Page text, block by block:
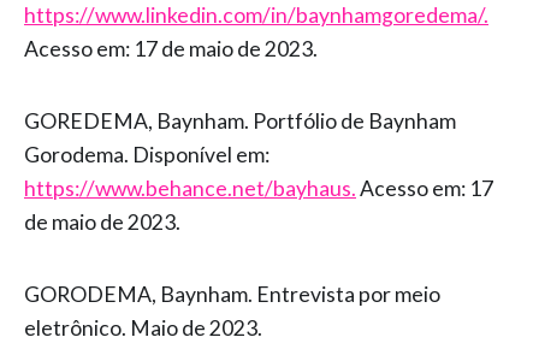
https://www.linkedin.com/in/baynhamgoredema/.
Acesso em: 17 de maio de 2023.
GOREDEMA, Baynham. Portfólio de Baynham
Gorodema. Disponível em:
https://www.behance.net/bayhaus.Acesso em: 17
de maio de 2023.
GORODEMA, Baynham. Entrevista por meio
eletrônico. Maio de 2023.